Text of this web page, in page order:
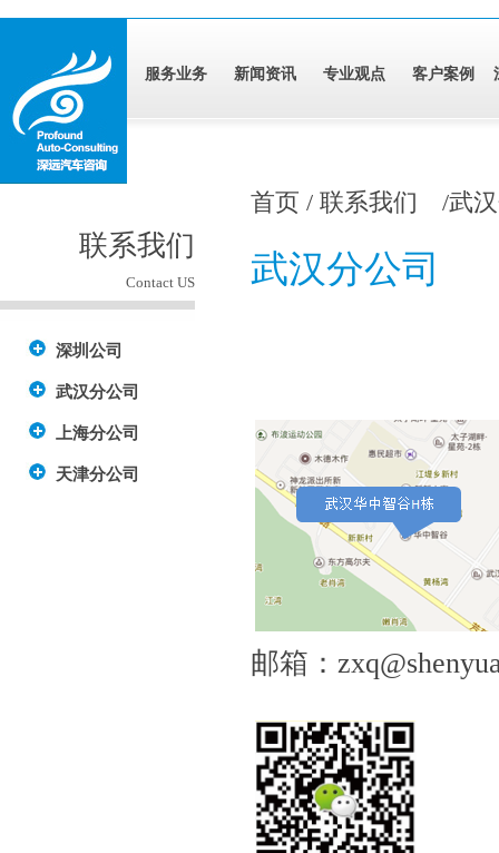
服务业务 新闻资讯 专业观点 客户案例
联系我们
Contact US
深圳公司
武汉分公司
上海分公司
天津分公司
首页 / 联系我们 /武
武汉分公司
邮箱：